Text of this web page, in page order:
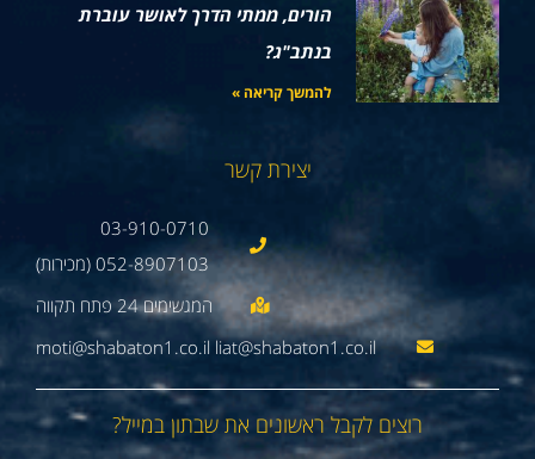
הורים, ממתי הדרך לאושר עוברת
בנתב"ג?
להמשך קריאה »
יצירת קשר
03-910-0710
052-8907103 (מכירות)
moti@shabaton1.co.il liat@shabaton1.co.il
רוצים לקבל ראשונים את שבתון במייל?